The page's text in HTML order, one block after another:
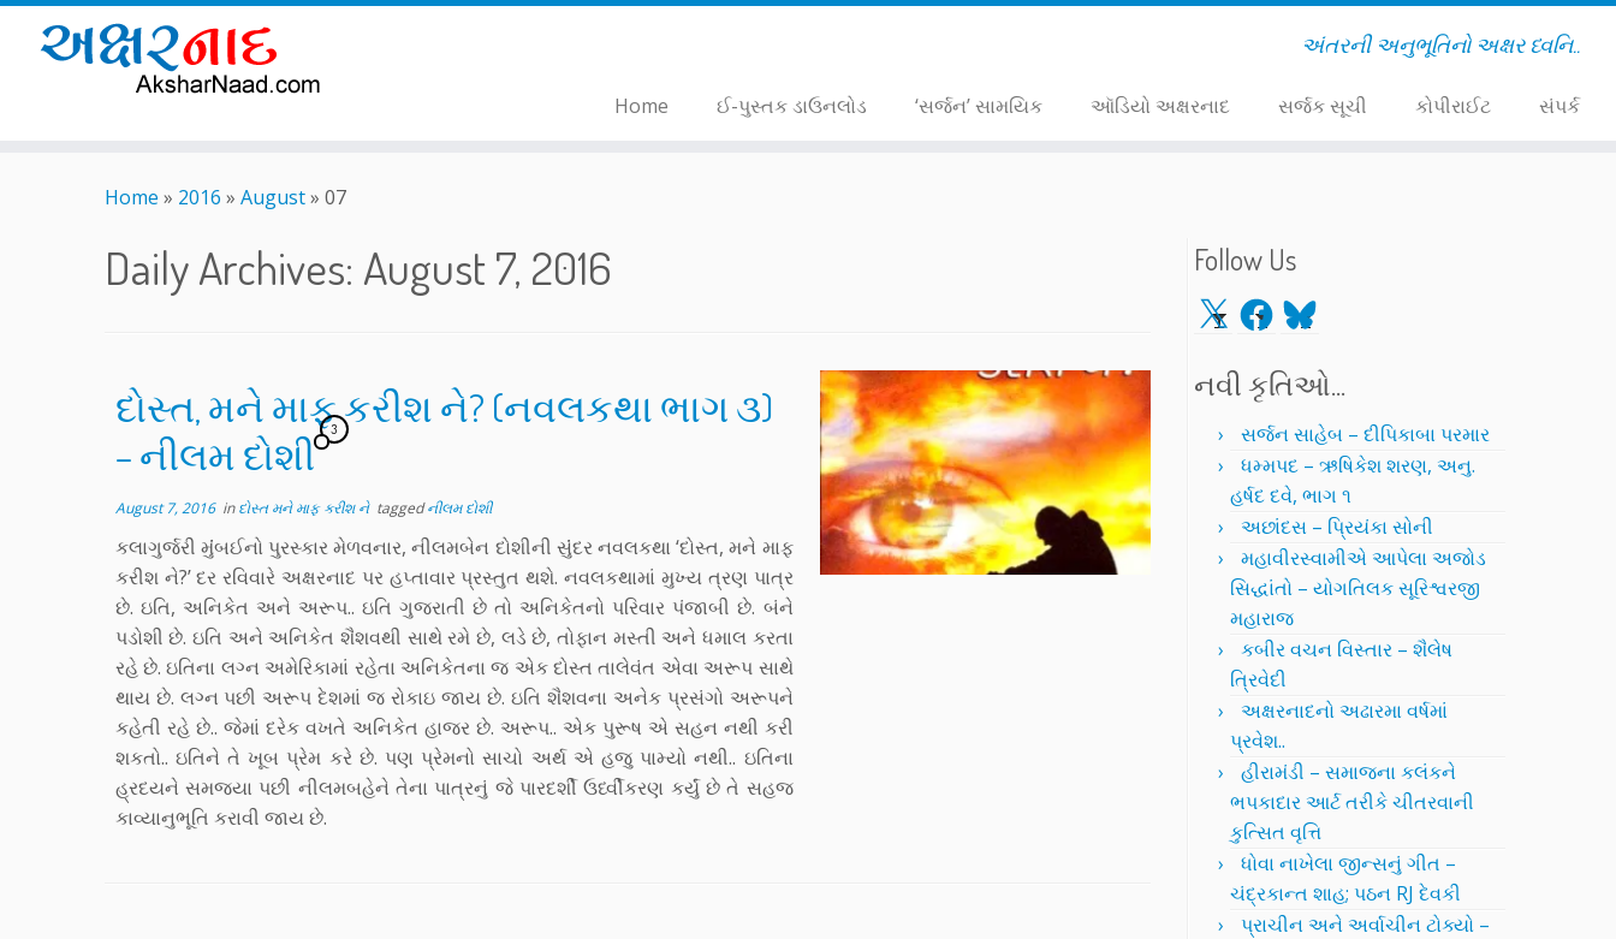
અંતરની અનુભૂતિનો અક્ષર ધ્વનિ..
Home ઈ-પુસ્તક ડાઉનલોડ ‘સર્જન’ સામયિક ઑડિયો અક્ષરનાદ સર્જક સૂચી કોપીરાઈટ સંપર્ક
Home » 2016 » August» 07
Daily Archives: August 7, 2016
દોસ્ત, મને માફ કરીશ ને? (નવલકથા ભાગ ૩)
– નીલમ દોશી
3
August 7, 2016inદોસ્ત મને માફ કરીશ ને taggedનીલમ દોશી
કલાગુર્જરી મુંંબઈનો પુરસ્કાર મેળવનાર, નીલમબેન દોશીની સુંંદર નવલકથા ‘દોસ્ત, મને માફ
કરીશ ને?’ દર રવિવારે અક્ષરનાદ પર હપ્તાવાર પ્રસ્તુત થશે. નવલકથામાં મુખ્ય ત્રણ પાત્ર
છે. ઇતિ, અનિકેત અને અરૂપ.. ઇતિ ગુજરાતી છે તો અનિકેતનો પરિવાર પંજાબી છે. બંને
પડોશી છે. ઇતિ અને અનિકેત શૈશવથી સાથે રમે છે, લડે છે, તોફાન મસ્તી અને ધમાલ કરતા
રહે છે. ઇતિના લગ્ન અમેરિકામાં રહેતા અનિકેતના જ એક દોસ્ત તાલેવંત એવા અરૂપ સાથે
થાય છે. લગ્ન પછી અરૂપ દેશમાં જ રોકાઇ જાય છે. ઇતિ શૈશવના અનેક પ્રસંગો અરૂપને
કહેતી રહે છે.. જેમાં દરેક વખતે અનિકેત હાજર છે. અરૂપ.. એક પુરૂષ એ સહન નથી કરી
શકતો.. ઇતિને તે ખૂબ પ્રેમ કરે છે. પણ પ્રેમનો સાચો અર્થ એ હજુ પામ્યો નથી.. ઇતિના
હ્રદયને સમજયા પછી નીલમબહેને તેના પાત્રનું જે પારદર્શી ઉર્ધ્વીકરણ કર્યું છે તે સહજ
કાવ્યાનુભૂતિ કરાવી જાય છે.
Follow Us
X Facebook
Bluesky
નવી કૃતિઓ…
સર્જન સાહેબ – દીપિકાબા પરમાર
ધમ્મપદ – ઋષિકેશ શરણ, અનુ.
હર્ષદ દવે, ભાગ ૧
અછાંદસ – પ્રિયંકા સોની
મહાવીરસ્વામીએ આપેલા અજોડ
સિદ્ધાંતો – યોગતિલક સૂરિશ્વરજી
મહારાજ
કબીર વચન વિસ્તાર – શૈલેષ
ત્રિવેદી
અક્ષરનાદનો અઢારમા વર્ષમાં
પ્રવેશ..
હીરામંડી – સમાજના કલંકને
ભપકાદાર આર્ટ તરીકે ચીતરવાની
કુત્સિત વૃત્તિ
ધોવા નાખેલા જીન્સનું ગીત –
ચંદ્રકાન્ત શાહ; પઠન RJ દેવકી
પ્રાચીન અને અર્વાચીન ટોક્યો –